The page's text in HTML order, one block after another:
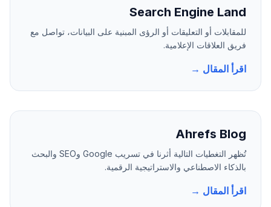
Search Engine Land
للمقابلات أو التعليقات أو الرؤى المبنية على البيانات، تواصل مع
فريق العلاقات الإعلامية.
اقرأ المقال →
Ahrefs Blog
تُظهر التغطيات التالية أثرنا في تسريب Google وSEO والبحث
بالذكاء الاصطناعي والاستراتيجية الرقمية.
اقرأ المقال →